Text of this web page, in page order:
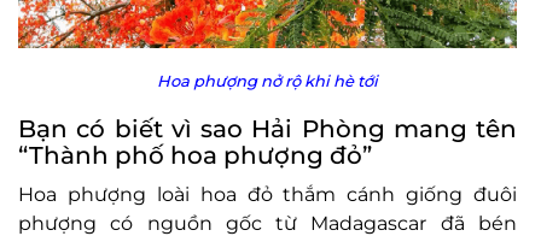
Hoa phượng nở rộ khi hè tới
Bạn có biết vì sao Hải Phòng mang tên
“Thành phố hoa phượng đỏ”
Hoa phượng loài hoa đỏ thắm cánh giống đuôi
phượng có nguồn gốc từ Madagascar đã bén